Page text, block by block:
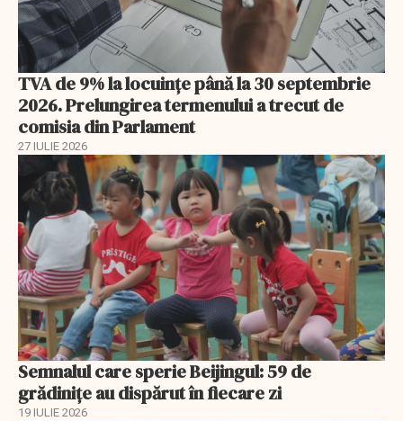
TVA de 9% la locuințe până la 30 septembrie
2026. Prelungirea termenului a trecut de
comisia din Parlament
27 IULIE 2026
Semnalul care sperie Beijingul: 59 de
grădinițe au dispărut în fiecare zi
19 IULIE 2026